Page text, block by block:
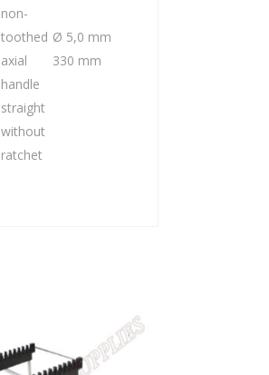
non-
toothed
axial
handle
straight
without
ratchet
Ø 5,0 mm
330 mm